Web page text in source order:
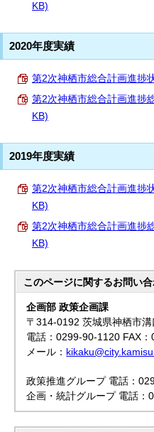
KB)
2020年度実績
第2次神栖市総合計画進捗
第2次神栖市総合計画進捗
KB)
2019年度実績
第2次神栖市総合計画進捗
KB)
第2次神栖市総合計画進捗
KB)
このページに関するお問い
企画部 政策企画課
〒314-0192 茨城県神栖市
電話：0299-90-1120 FAX：
メール：
政策推進グループ 電話：
企画・統計グループ 電話：